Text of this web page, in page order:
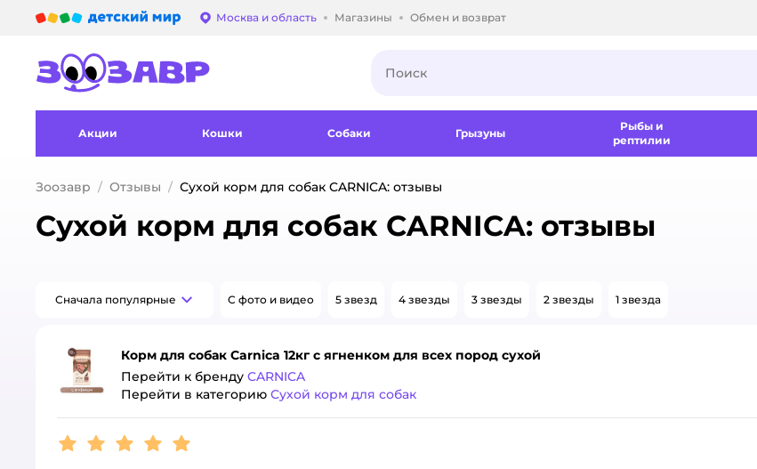
Выбор адреса доставки.
Москва и область Магазины Обмен и возврат
Акции Кошки Собаки Грызуны
Рыбы и
рептилии
Зоозавр Отзывы Сухой корм для собак CARNICA: отзывы
Сухой корм для собак CARNICA: отзывы
Сначала популярные С фото и видео 5 звезд 4 звезды 3 звезды 2 звезды 1 звезда
Корм для собак Carnica 12кг с ягненком для всех пород сухой
Перейти к бренду CARNICA
Перейти в категорию Сухой корм для собак
Рейтинг:5